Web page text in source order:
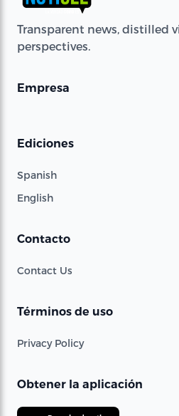
Transparent news, distilled
perspectives.
Empresa
Ediciones
Spanish
English
Contacto
Contact Us
Términos de uso
Privacy Policy
Obtener la aplicación